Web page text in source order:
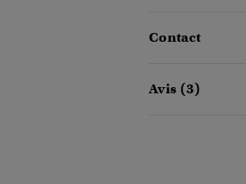
Contact
Avis (3)